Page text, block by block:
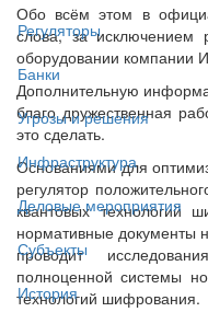
Регуляторы
Банки
Угрозы и решения
Инфраструктура
Деловые мероприятия
Субъекты
История
Обо всём этом в
слова, за исключением
оборудовании компании
Дополнительную
благо дружественная
это сделать.
Основаниями для
регулятор
квантовых технологий
нормативные документы
проводит
полноценной системы
технологий шифрования.